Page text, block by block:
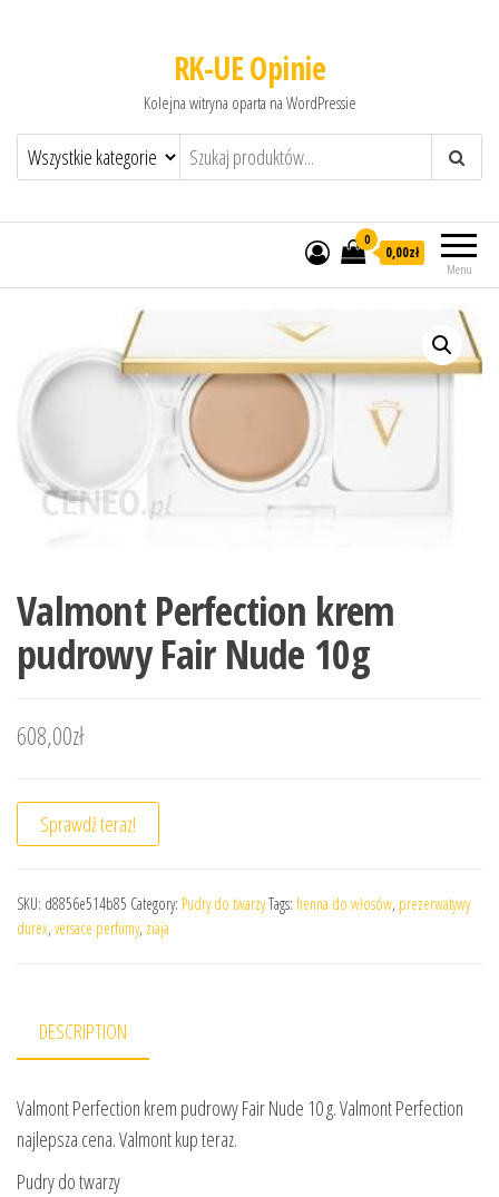
RK-UE Opinie
Kolejna witryna oparta na WordPressie
Menu
0
0,00zł
Valmont Perfection krem
pudrowy Fair Nude 10g
608,00zł
Sprawdź teraz!
SKU: d8856e514b85 Category: Pudry do twarzyTags: henna do włosów, prezerwatywy
durex, versace perfumy, ziaja
DESCRIPTION
Valmont Perfection krem pudrowy Fair Nude 10 g. Valmont Perfection
najlepsza cena. Valmont kup teraz.
Pudry do twarzy